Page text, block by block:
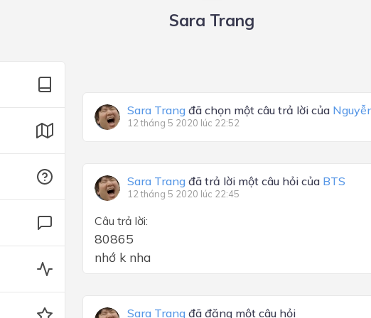
Sara Trang
Sara Trang đã chọn một câu trả lời của
12 tháng 5 2020 lúc 22:52
Sara Trang đã trả lời một câu hỏi của BTS
12 tháng 5 2020 lúc 22:45
Câu trả lời:
80865
nhớ k nha
Sara Trang đã đăng một câu hỏi